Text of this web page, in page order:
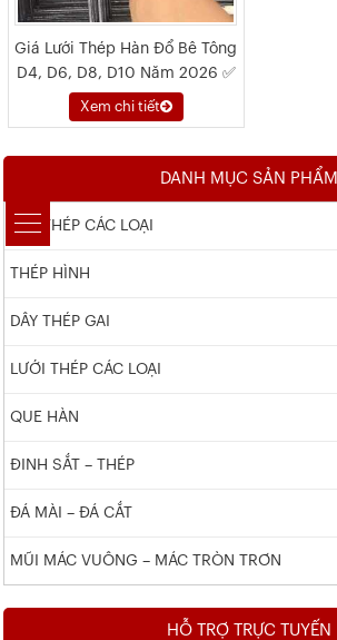
Giá Lưới Thép Hàn Đổ Bê Tông
D4, D6, D8, D10 Năm 2026 ✅
Xem chi tiết
DANH MỤC SẢN PHẨM
DÂY THÉP CÁC LOẠI
THÉP HÌNH
DÂY THÉP GAI
LƯỚI THÉP CÁC LOẠI
QUE HÀN
ĐINH SẮT – THÉP
ĐÁ MÀI – ĐÁ CẮT
MŨI MÁC VUÔNG – MÁC TRÒN TRƠN
HỖ TRỢ TRỰC TUYẾN